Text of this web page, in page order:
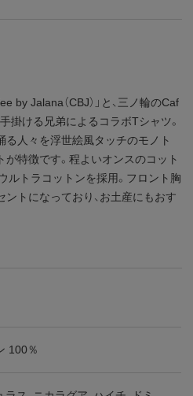
by Jalana（CBJ）」と、三ノ輪のCaf
掛ける兄弟によるコラボTシャツ。
る人々を浮世絵風タッチのモノト
特徴です。程よいオンスのコット
ルトラコットンを採用。フロント胸
トになっており、お土産にもおす
100％